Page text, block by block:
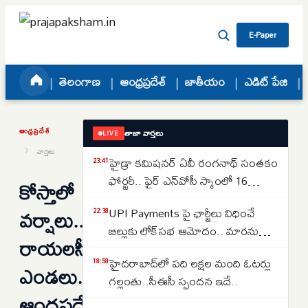
Skip to content
E-Paper
తెలంగాణ ఆంధ్రప్రదేశ్ జాతీయం ఎడిట్ పేజి
ఆంధ్రప్రదేశ్
› వార్తలు
కోస్తాలో
వర్షాలు..
రాయలసీమలో
ఎండలు..
LIVE తాజా వార్తలు
23:41హైడ్రా కమిషనర్ ఏవీ రంగనాథ్ సంతకం
ఫోర్జరీ.. ఫైర్ ఎన్‌వోసీ స్కాంలో 16
22:38UPI Payments పై ఛార్జీలు విధించే
బిల్లుకు లోక్‌సభ ఆమోదం.. మారనున్న
18:58హైదరాబాద్‌లో పది లక్షల మంది ఓటర్లు
గల్లంతు..సీఈసీ స్పందన ఇదే..